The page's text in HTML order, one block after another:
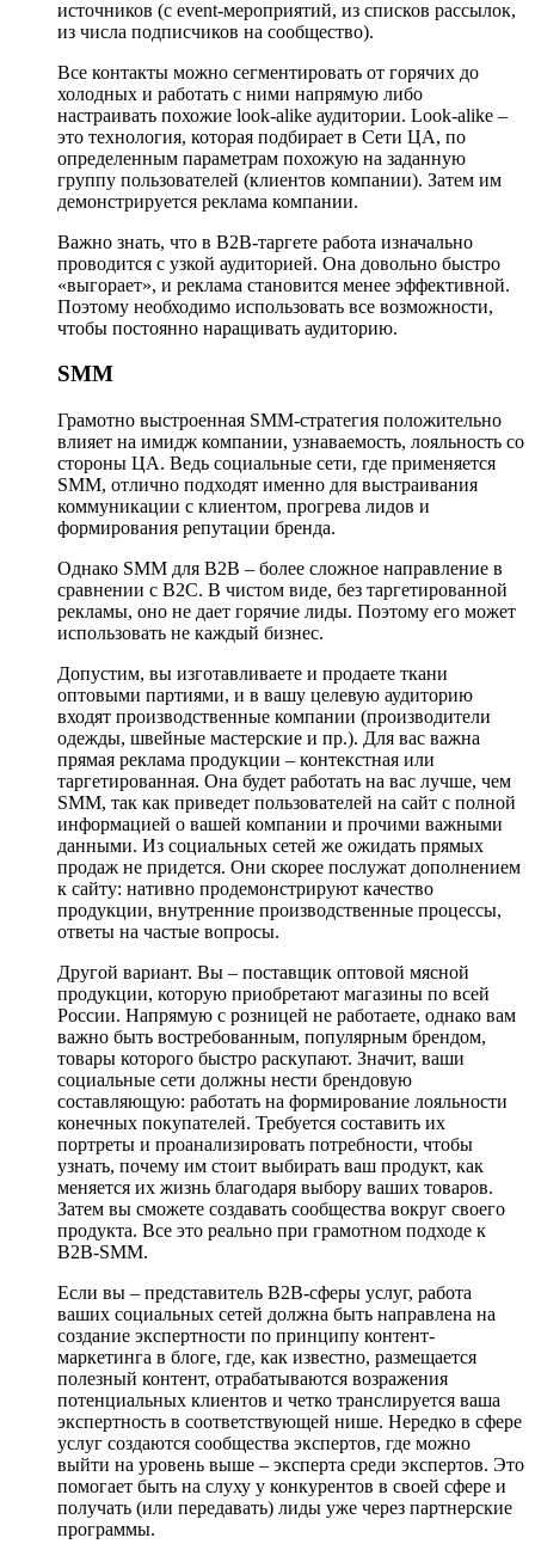
источников (с event-мероприятий, из списков рассылок,
из числа подписчиков на сообщество).
Все контакты можно сегментировать от горячих до
холодных и работать с ними напрямую либо
настраивать похожие look-alike аудитории. Look-alike –
это технология, которая подбирает в Сети ЦА, по
определенным параметрам похожую на заданную
группу пользователей (клиентов компании). Затем им
демонстрируется реклама компании.
Важно знать, что в B2B-таргете работа изначально
проводится с узкой аудиторией. Она довольно быстро
«выгорает», и реклама становится менее эффективной.
Поэтому необходимо использовать все возможности,
чтобы постоянно наращивать аудиторию.
SMM
Грамотно выстроенная SMM-стратегия положительно
влияет на имидж компании, узнаваемость, лояльность со
стороны ЦА. Ведь социальные сети, где применяется
SMM, отлично подходят именно для выстраивания
коммуникации с клиентом, прогрева лидов и
формирования репутации бренда.
Однако SMM для B2B – более сложное направление в
сравнении с B2C. В чистом виде, без таргетированной
рекламы, оно не дает горячие лиды. Поэтому его может
использовать не каждый бизнес.
Допустим, вы изготавливаете и продаете ткани
оптовыми партиями, и в вашу целевую аудиторию
входят производственные компании (производители
одежды, швейные мастерские и пр.). Для вас важна
прямая реклама продукции – контекстная или
таргетированная. Она будет работать на вас лучше, чем
SMM, так как приведет пользователей на сайт с полной
информацией о вашей компании и прочими важными
данными. Из социальных сетей же ожидать прямых
продаж не придется. Они скорее послужат дополнением
к сайту: нативно продемонстрируют качество
продукции, внутренние производственные процессы,
ответы на частые вопросы.
Другой вариант. Вы – поставщик оптовой мясной
продукции, которую приобретают магазины по всей
России. Напрямую с розницей не работаете, однако вам
важно быть востребованным, популярным брендом,
товары которого быстро раскупают. Значит, ваши
социальные сети должны нести брендовую
составляющую: работать на формирование лояльности
конечных покупателей. Требуется составить их
портреты и проанализировать потребности, чтобы
узнать, почему им стоит выбирать ваш продукт, как
меняется их жизнь благодаря выбору ваших товаров.
Затем вы сможете создавать сообщества вокруг своего
продукта. Все это реально при грамотном подходе к
B2B-SMM.
Если вы – представитель B2B-сферы услуг, работа
ваших социальных сетей должна быть направлена на
создание экспертности по принципу контент-
маркетинга в блоге, где, как известно, размещается
полезный контент, отрабатываются возражения
потенциальных клиентов и четко транслируется ваша
экспертность в соответствующей нише. Нередко в сфере
услуг создаются сообщества экспертов, где можно
выйти на уровень выше – эксперта среди экспертов. Это
помогает быть на слуху у конкурентов в своей сфере и
получать (или передавать) лиды уже через партнерские
программы.